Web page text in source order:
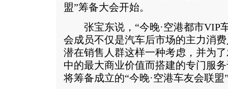
盟”筹备大会开始。
张宝东说，“今晚·空港都市VIP
会成员不仅是汽车后市场的主力消
潜在销售人群这样一种考虑，并为
中的最大商业价值而搭建的专门服
将筹备成立的“今晚·空港车友会联